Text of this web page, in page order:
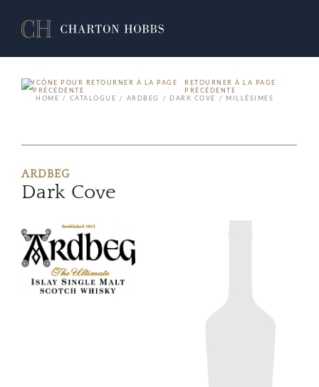
RETOURNER À LA PAGE
PRÉCÉDENTE
HOME
CATALOGUE ARDBEG DARK COVE MILLÉSIMES
ARDBEG
Dark Cove